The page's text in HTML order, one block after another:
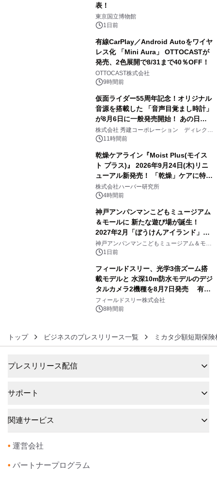
表！
東京国立博物館
1日前
有線CarPlay／Android Autoをワイヤ
レス化 「Mini Aura」 OTTOCASTが
発売、2色展開で8/31まで40％OFF！
OTTOCAST株式会社
9時間前
仮面ライダー55周年記念！オリジナル
音源を搭載した 「音声目覚まし時計」
が8月6日に一般発売開始！ あの日の
大興奮が今甦る
株式会社 秀建コーポレーション ディレクト
アートギャラリー
11時間前
乾燥ケアライン『Moist Plus(モイス
ト プラス)』 2026年9月24日(木)リニ
ューアル新発売！ 「乾燥」ケアに特化
し、ライン使いで潤いに満ちた肌へ
株式会社ハーバー研究所
4時間前
神戸アンパンマンこどもミュージアム
＆モールに 新たな遊び場が誕生！
2027年2月「ぼうけんアイランド」が
オープン
神戸アンパンマンこどもミュージアム＆モー
ル 1日前
フィールドスリー、光学3倍ズーム搭
載モデルと 水深10m防水モデルのデジ
タルカメラ2機種を8月7日発売 有効
約1300万画素、用途別に選べるコンデ
ジ新登場
フィールドスリー株式会社
8時間前
トップ ビジネスのプレスリリース一覧 ミカタ少額短期保
プレスリリース配信
サポート
関連サービス
• 運営会社
• パートナープログラム